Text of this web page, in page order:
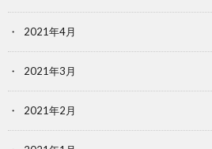
2021年4月
2021年3月
2021年2月